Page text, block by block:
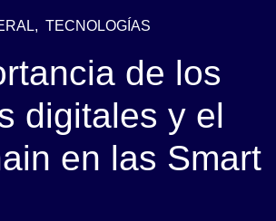
TECNOLOGÍAS
de los
digitales y el
en las Smart